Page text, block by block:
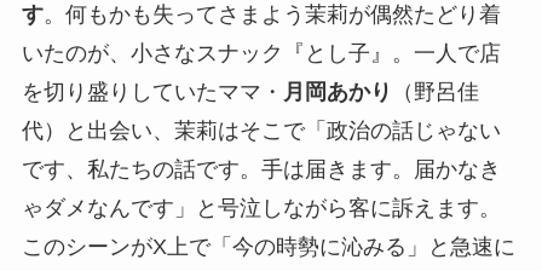
す。何もかも失ってさまよう茉莉が偶然たどり着
いたのが、小さなスナック『とし子』。一人で店
を切り盛りしていたママ・ 月岡あかり
（野呂佳
代）と出会い、茉莉はそこで「政治の話じゃない
です、私たちの話です。手は届きます。届かなき
ゃダメなんです」と号泣しながら客に訴えます。
このシーンがX上で「今の時勢に沁みる」と急速に